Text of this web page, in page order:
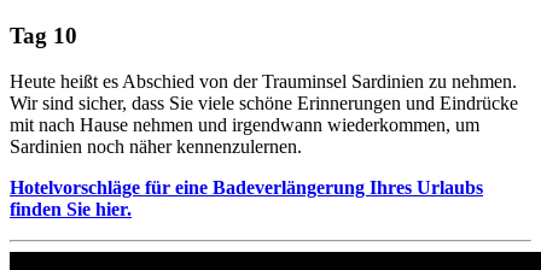
Tag 10
Heute heißt es Abschied von der Trauminsel Sardinien zu nehmen.
Wir sind sicher, dass Sie viele schöne Erinnerungen und Eindrücke
mit nach Hause nehmen und irgendwann wiederkommen, um
Sardinien noch näher kennenzulernen.
Hotelvorschläge für eine Badeverlängerung Ihres Urlaubs
finden Sie hier.